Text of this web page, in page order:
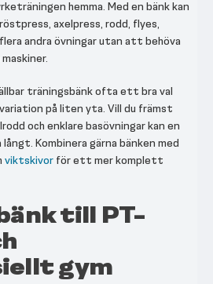
hemma. Med en bänk kan
axelpress, rodd, flyes,
andra övningar utan att behöva
träningsbänk ofta ett bra val
på liten yta. Vill du främst
och enklare basövningar kan en
Kombinera gärna bänken med
viktskivor för ett mer komplett
till PT-
gym